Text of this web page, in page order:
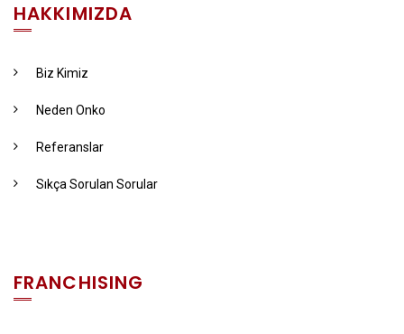
HAKKIMIZDA
Biz Kimiz
Neden Onko
Referanslar
Sıkça Sorulan Sorular
FRANCHISING